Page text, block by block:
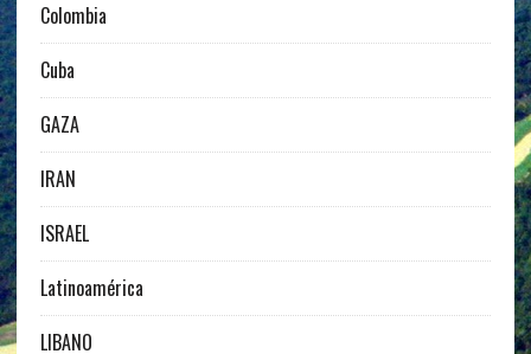
Colombia
Cuba
GAZA
IRAN
ISRAEL
Latinoamérica
LIBANO